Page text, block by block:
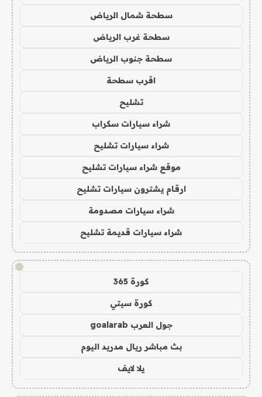
سطحة شمال الرياض
سطحة غرب الرياض
سطحة جنوب الرياض
اقرب سطحة
تشليح
شراء سيارات سكراب
شراء سيارات تشليح
موقع شراء سيارات تشليح
ارقام يشترون سيارات تشليح
شراء سيارات مصدومة
شراء سيارات قديمة تشليح
!
كورة 365
كورة سيتي
جول العرب goalarab
بث مباشر ريال مدريد اليوم
يلا لايف